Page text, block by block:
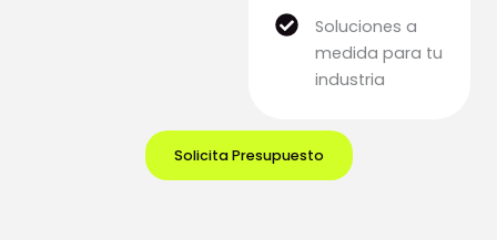
Soluciones a
medida para tu
industria
Solicita Presupuesto